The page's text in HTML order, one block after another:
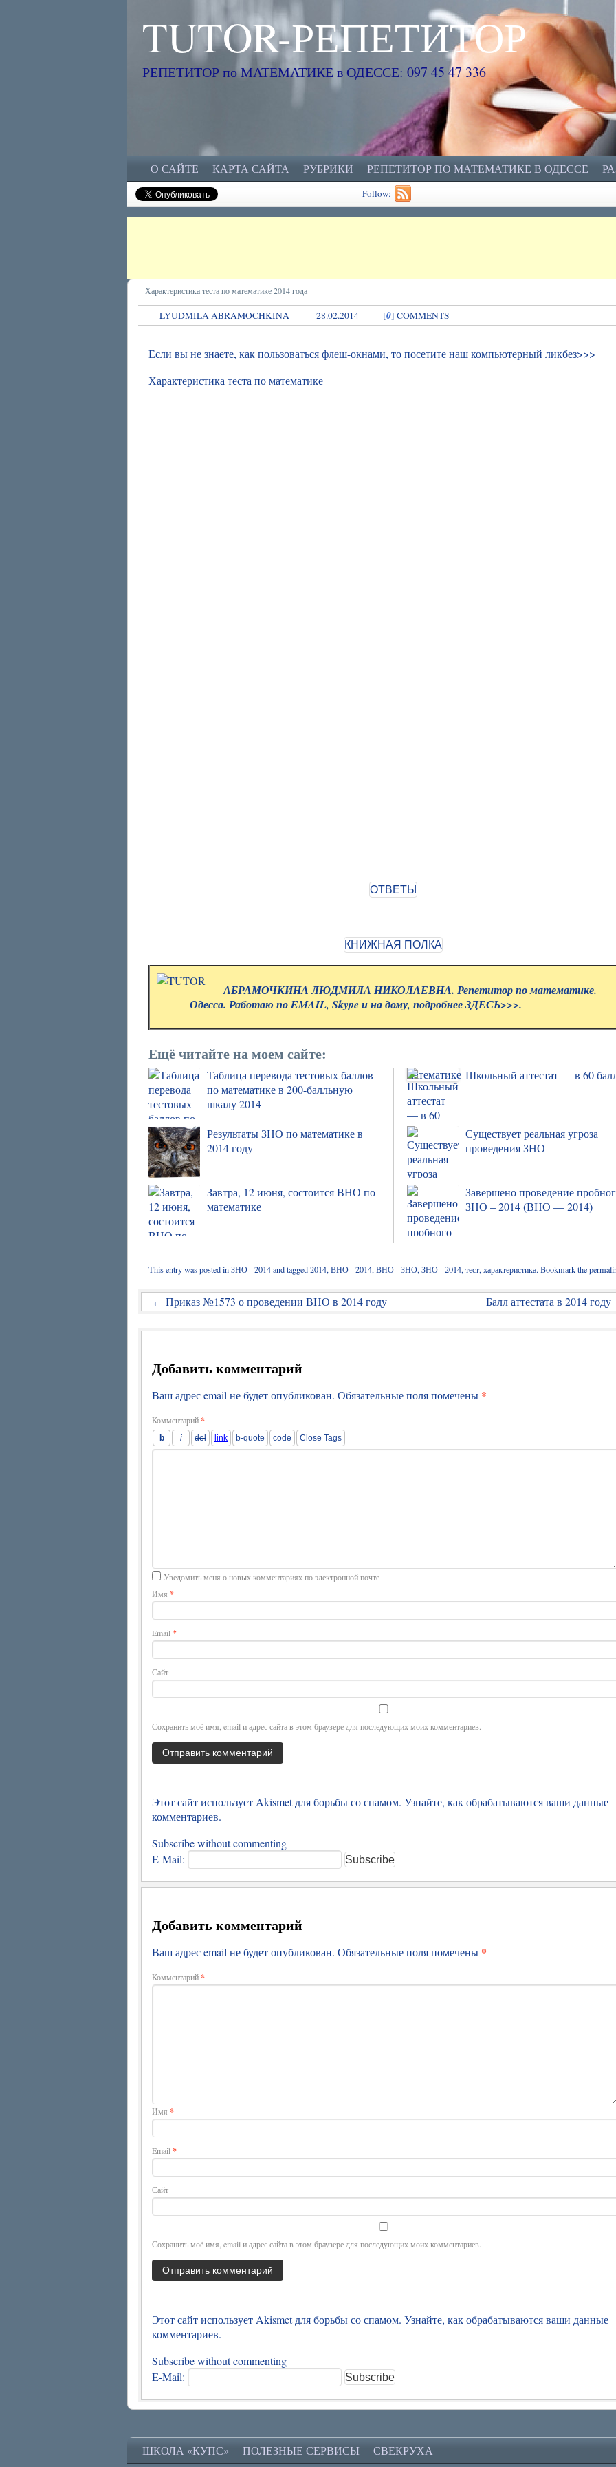
TUTOR-РЕПЕТИТОР
РЕПЕТИТОР по МАТЕМАТИКЕ в ОДЕССЕ: 097 45 47 336
О САЙТЕ КАРТА САЙТА РУБРИКИ РЕПЕТИТОР ПО МАТЕМАТИКЕ В ОДЕССЕ
Follow:
Характеристика теста по математике 2014 года
LYUDMILA ABRAMOCHKINA 28.02.2014 [0] COMMENTS
Если вы не знаете, как пользоваться флеш-окнами, то посетитенаш компьютерный ликбез>>>
Характеристика теста по математике
АБРАМОЧКИНА ЛЮДМИЛА НИКОЛАЕВНА. Репетитор по математике.
Одесса. Работаю по EMAIL, Skype и на дому, подробнееЗДЕСЬ>>>.
Ещё читайте на моем сайте:
Таблица перевода тестовых баллов
по математике в 200-балльную
шкалу 2014
Результаты ЗНО по математике в
2014 году
Завтра, 12 июня, состоится ВНО по
математике
Школьный аттестат — в 60
Существует реальная угроза
проведения ЗНО
Завершено проведение
ЗНО – 2014 (ВНО — 2014)
This entry was posted inЗНО - 2014and tagged2014, ВНО - 2014, ВНО - ЗНО, ЗНО - 2014, тест, характеристика. Bookmark the
← Приказ №1573 о проведении ВНО в 2014 году Балл аттестата в 2014 году
Добавить комментарий
Ваш адрес email не будет опубликован. Обязательные поля помечены *
Комментарий*
Уведомить меня о новых комментариях по электронной почте
Имя *
Email *
Сайт
Сохранить моё имя, email и адрес сайта в этом браузере для последующих моих комментариев.
Этот сайт использует Akismet для борьбы со спамом. Узнайте, как обрабатываются ваши данные
комментариев.
Subscribe without commenting
E-Mail:
Добавить комментарий
Ваш адрес email не будет опубликован. Обязательные поля помечены *
Комментарий*
Имя *
Email *
Сайт
Сохранить моё имя, email и адрес сайта в этом браузере для последующих моих комментариев.
Этот сайт использует Akismet для борьбы со спамом. Узнайте, как обрабатываются ваши данные
комментариев.
Subscribe without commenting
E-Mail:
ШКОЛА «КУПС» ПОЛЕЗНЫЕ СЕРВИСЫ СВЕКРУХА